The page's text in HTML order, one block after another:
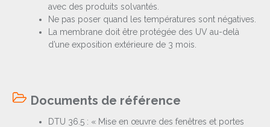
avec des produits solvantés.
Ne pas poser quand les températures sont négatives.
La membrane doit être protégée des UV au-delà
d’une exposition extérieure de 3 mois.
Documents de référence
DTU 36.5 : « Mise en œuvre des fenêtres et portes